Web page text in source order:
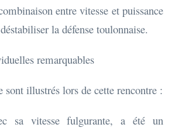
entre vitesse et puissance
la défense toulonnaise.
remarquables
sont illustrés lors de cette rencontre :
sa vitesse fulgurante, a été un